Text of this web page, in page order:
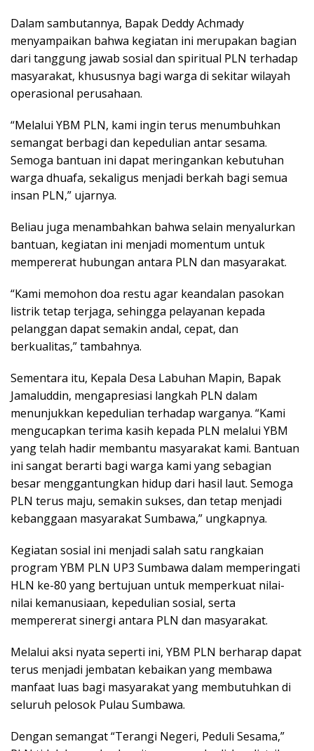
Dalam sambutannya, Bapak Deddy Achmady
menyampaikan bahwa kegiatan ini merupakan bagian
dari tanggung jawab sosial dan spiritual PLN terhadap
masyarakat, khususnya bagi warga di sekitar wilayah
operasional perusahaan.
“Melalui YBM PLN, kami ingin terus menumbuhkan
semangat berbagi dan kepedulian antar sesama.
Semoga bantuan ini dapat meringankan kebutuhan
warga dhuafa, sekaligus menjadi berkah bagi semua
insan PLN,” ujarnya.
Beliau juga menambahkan bahwa selain menyalurkan
bantuan, kegiatan ini menjadi momentum untuk
mempererat hubungan antara PLN dan masyarakat.
“Kami memohon doa restu agar keandalan pasokan
listrik tetap terjaga, sehingga pelayanan kepada
pelanggan dapat semakin andal, cepat, dan
berkualitas,” tambahnya.
Sementara itu, Kepala Desa Labuhan Mapin, Bapak
Jamaluddin, mengapresiasi langkah PLN dalam
menunjukkan kepedulian terhadap warganya. “Kami
mengucapkan terima kasih kepada PLN melalui YBM
yang telah hadir membantu masyarakat kami. Bantuan
ini sangat berarti bagi warga kami yang sebagian
besar menggantungkan hidup dari hasil laut. Semoga
PLN terus maju, semakin sukses, dan tetap menjadi
kebanggaan masyarakat Sumbawa,” ungkapnya.
Kegiatan sosial ini menjadi salah satu rangkaian
program YBM PLN UP3 Sumbawa dalam memperingati
HLN ke-80 yang bertujuan untuk memperkuat nilai-
nilai kemanusiaan, kepedulian sosial, serta
mempererat sinergi antara PLN dan masyarakat.
Melalui aksi nyata seperti ini, YBM PLN berharap dapat
terus menjadi jembatan kebaikan yang membawa
manfaat luas bagi masyarakat yang membutuhkan di
seluruh pelosok Pulau Sumbawa.
Dengan semangat “Terangi Negeri, Peduli Sesama,”